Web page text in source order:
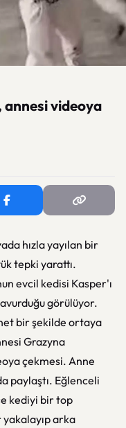
annesi videoya
hızla yayılan bir
tepki yarattı.
evcil kedisi Kasper'ı
görülüyor.
net bir şekilde ortaya
Grazyna
çekmesi. Anne
paylaştı. Eğlenceli
kediyi bir top
yakalayıp arka